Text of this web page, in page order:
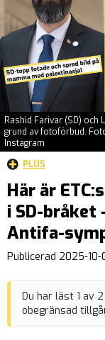
Rashid Farivar (SD)
grund av fotoförbud.
Instagram
PLUS
Här är
i SD-
Antifa-
Publicerad 2025-10-
Du har läst 1 av 2
obegränsad